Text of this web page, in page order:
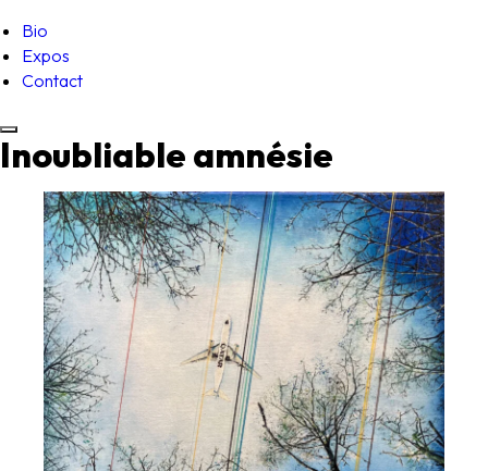
Bio
Expos
Contact
Inoubliable amnésie